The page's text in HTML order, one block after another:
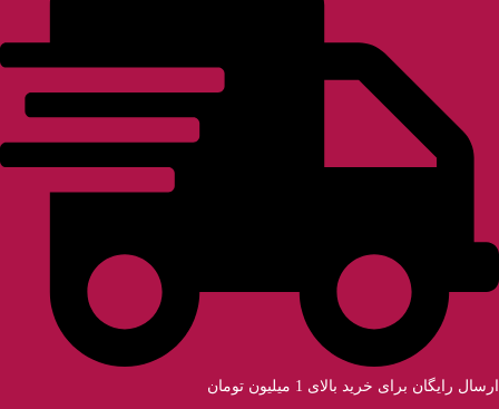
ارسال رایگان برای خرید بالای 1 میلیون تومان